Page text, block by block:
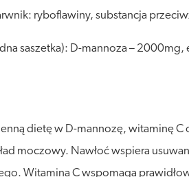
ryboflawiny, substancja
saszetka): D-mannoza –
dietę w D-mannozę, witaminę
moczowy. Nawłoć wspiera
Witamina C wspomaga